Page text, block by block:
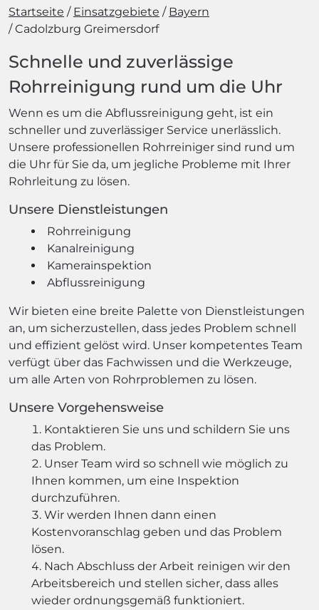
Startseite Einsatzgebiete
Bayern
Cadolzburg Greimersdorf
Schnelle und zuverlässige
Rohrreinigung rund um die Uhr
Wenn es um die Abflussreinigung geht, ist ein
schneller und zuverlässiger Service unerlässlich.
Unsere professionellen Rohrreiniger sind rund um
die Uhr für Sie da, um jegliche Probleme mit Ihrer
Rohrleitung zu lösen.
Unsere Dienstleistungen
Rohrreinigung
Kanalreinigung
Kamerainspektion
Abflussreinigung
Wir bieten eine breite Palette von Dienstleistungen
an, um sicherzustellen, dass jedes Problem schnell
und effizient gelöst wird. Unser kompetentes Team
verfügt über das Fachwissen und die Werkzeuge,
um alle Arten von Rohrproblemen zu lösen.
Unsere Vorgehensweise
Kontaktieren Sie uns und schildern Sie uns
das Problem.
Unser Team wird so schnell wie möglich zu
Ihnen kommen, um eine Inspektion
durchzuführen.
Wir werden Ihnen dann einen
Kostenvoranschlag geben und das Problem
lösen.
Nach Abschluss der Arbeit reinigen wir den
Arbeitsbereich und stellen sicher, dass alles
wieder ordnungsgemäß funktioniert.